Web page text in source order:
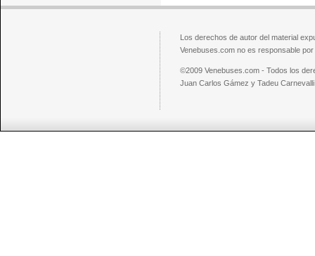
Los derechos de autor del material
Venebuses.com no es responsable
©2009 Venebuses.com - Todos los
Juan Carlos Gámez y Tadeu Carnevalli